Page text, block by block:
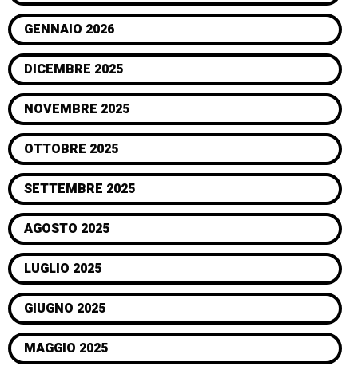
GENNAIO 2026
DICEMBRE 2025
NOVEMBRE 2025
OTTOBRE 2025
SETTEMBRE 2025
AGOSTO 2025
LUGLIO 2025
GIUGNO 2025
MAGGIO 2025